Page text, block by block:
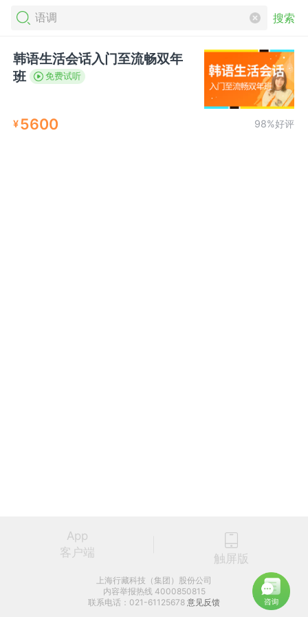
搜索
韩语生活会话入门至流畅双年
班
免费试听
¥5600 98%好评
App
客户端
触屏版
上海行藏科技（集团）股份公司
内容举报热线 4000850815
联系电话：021-61125678 意见反馈